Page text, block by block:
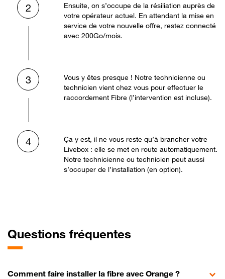
2
Ensuite, on s’occupe de la résiliation auprès de
votre opérateur actuel. En attendant la mise en
service de votre nouvelle offre, restez connecté
avec 200Go/mois.
3
Vous y êtes presque ! Notre technicienne ou
technicien vient chez vous pour effectuer le
raccordement Fibre (l’intervention est incluse).
4
Ça y est, il ne vous reste qu’à brancher votre
Livebox : elle se met en route automatiquement.
Notre technicienne ou technicien peut aussi
s’occuper de l’installation (en option).
Questions fréquentes
Comment faire installer la fibre avec Orange ?